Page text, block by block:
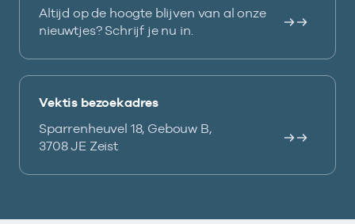
Altijd op de hoogte blijven van al onze
nieuwtjes? Schrijf je nu in.
Vektis bezoekadres
Sparrenheuvel 18, Gebouw B,
3708 JE Zeist